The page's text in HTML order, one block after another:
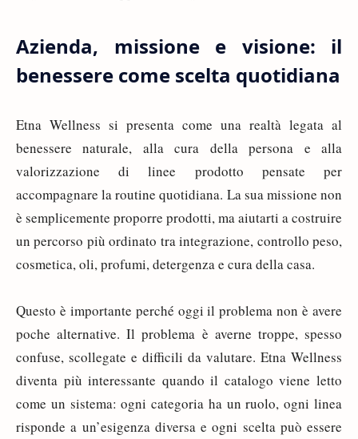
Azienda, missione e visione: il
benessere come scelta quotidiana
Etna Wellness si presenta come una realtà legata al
benessere naturale, alla cura della persona e alla
valorizzazione di linee prodotto pensate per
accompagnare la routine quotidiana. La sua missione non
è semplicemente proporre prodotti, ma aiutarti a costruire
un percorso più ordinato tra integrazione, controllo peso,
cosmetica, oli, profumi, detergenza e cura della casa.
Questo è importante perché oggi il problema non è avere
poche alternative. Il problema è averne troppe, spesso
confuse, scollegate e difficili da valutare. Etna Wellness
diventa più interessante quando il catalogo viene letto
come un sistema: ogni categoria ha un ruolo, ogni linea
risponde a un’esigenza diversa e ogni scelta può essere